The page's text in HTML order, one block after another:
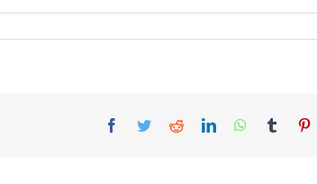
Facebook
TwitterRedditLinkedInWhatsApp
Tumblr